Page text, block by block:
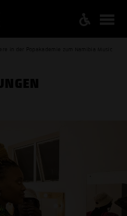
in der Popakademie zum Namibia Music